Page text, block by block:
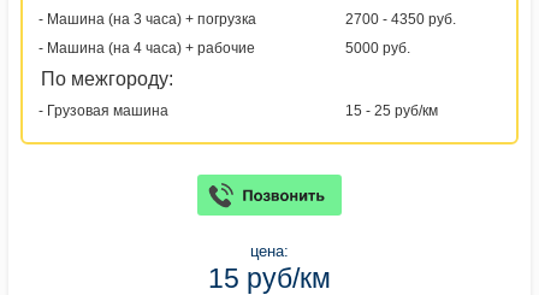
- Машина (на 3 часа) + погрузка
2700 - 4350 руб.
- Машина (на 4 часа) + рабочие
5000 руб.
По межгороду:
- Грузовая машина 15 - 25 руб/км
цена:
15 руб/км